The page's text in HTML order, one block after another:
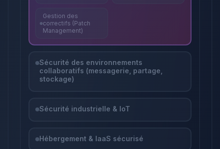
Gestion des
correctifs (Patch
Management)
Sécurité des environnements
collaboratifs (messagerie, partage,
stockage)
Sécurité industrielle & IoT
Hébergement & IaaS sécurisé